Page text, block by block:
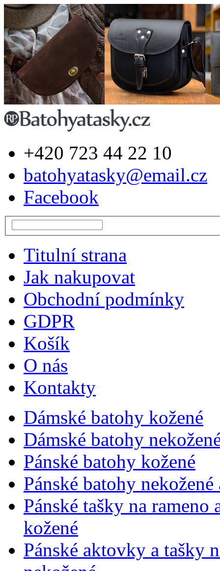
+420 723 44 22 10
batohyatasky@email.cz
Facebook
Titulní strana
Jak nakupovat
Obchodní podmínky
GDPR
Košík
O nás
Kontakty
Dámské batohy kožené
Dámské batohy
Pánské batohy kožené
Pánské batohy
Pánské tašky na
kožené
Pánské aktovky a tašky